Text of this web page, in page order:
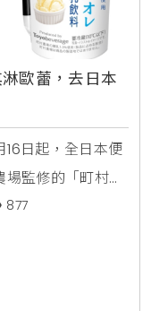
歐蕾，去日本
日起，全日本便
監修的「町村農
了高品質的香濃
的奢侈風味，是
877